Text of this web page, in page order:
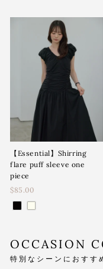
【Essential】Shirring
flare puff sleeve one
piece
$85.00
OCCASION
特別なシーンにおすす